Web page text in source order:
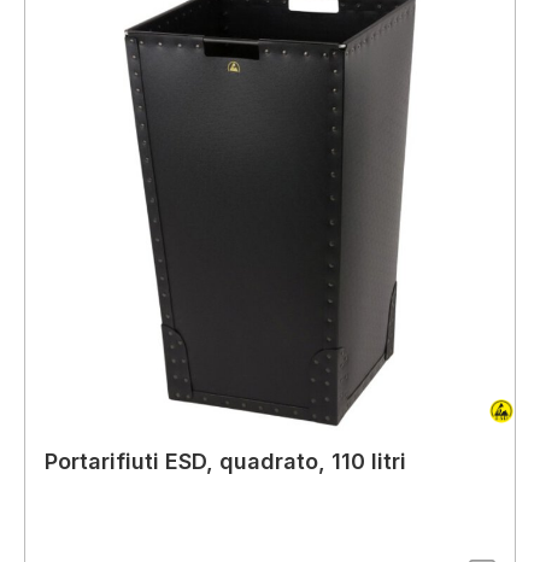
Portarifiuti ESD, quadrato, 110 litri